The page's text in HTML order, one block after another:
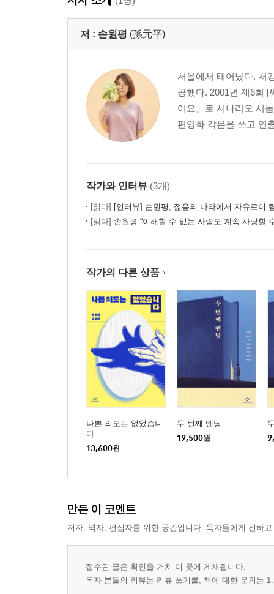
저 : 손원평 (孫元平)
서울에서 태어났다. 서
공했다. 2001년 제6회
어요」로 시나리오 시
편영화 각본을 쓰고 연
작가와 인터뷰 (3개)
[읽다] [인터뷰] 손원평, 젊음의 나라에서 자유로이
[읽다] 손원평 “이해할 수 없는 사람도 계속 사랑할
작가의 다른 상품
나쁜 의도는 없었습니
다
13,600원
두 번째 엔딩
19,500원
만든 이 코멘트
저자, 역자, 편집자를 위한 공간입니다. 독자들에게 전하
접수된 글은 확인을 거쳐 이 곳에 게재됩니다.
독자 분들의 리뷰는 리뷰 쓰기를, 책에 대한 문의는